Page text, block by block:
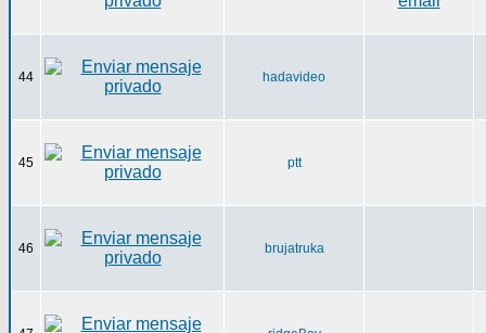
44 hadavideo
45 ptt
46 brujatruka